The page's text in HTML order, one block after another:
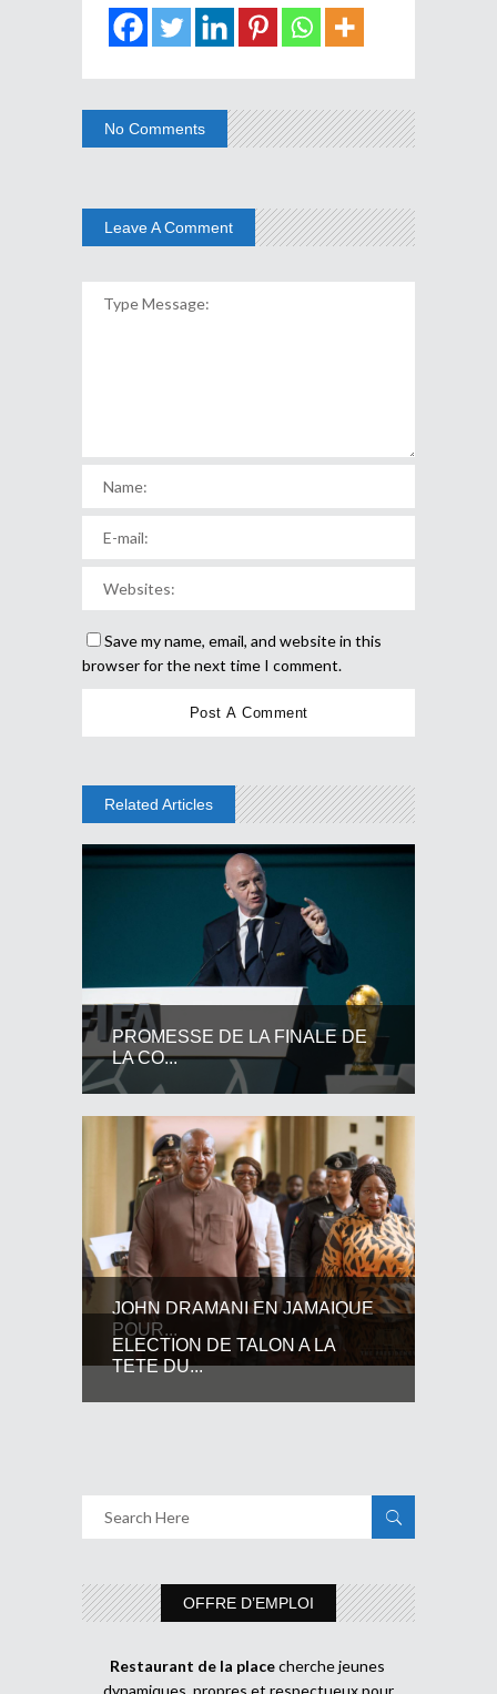
No Comments
Leave A Comment
Save my name, email, and website in this
browser for the next time I comment.
Related Articles
PROMESSE DE LA FINALE DE
LA CO...
JOHN DRAMANI EN JAMAIQUE
POUR...
ELECTION DE TALON A LA
TETE DU...
OFFRE D’EMPLOI
Restaurant de la placecherche jeunes
dynamiques, propres et respectueux pour